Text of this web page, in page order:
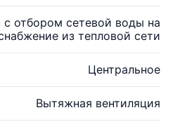
отбором сетевой воды на
из тепловой сети
Центральное
Вытяжная вентиляция